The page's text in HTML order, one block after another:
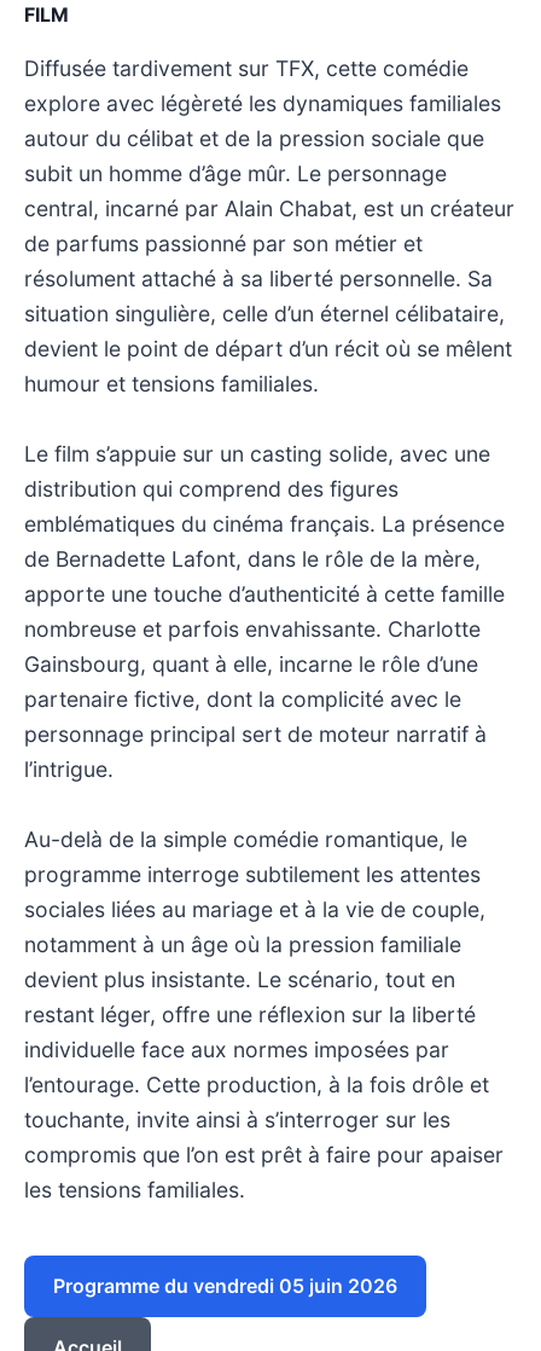
FILM
Diffusée tardivement sur TFX, cette comédie
explore avec légèreté les dynamiques familiales
autour du célibat et de la pression sociale que
subit un homme d’âge mûr. Le personnage
central, incarné par Alain Chabat, est un créateur
de parfums passionné par son métier et
résolument attaché à sa liberté personnelle. Sa
situation singulière, celle d’un éternel célibataire,
devient le point de départ d’un récit où se mêlent
humour et tensions familiales.
Le film s’appuie sur un casting solide, avec une
distribution qui comprend des figures
emblématiques du cinéma français. La présence
de Bernadette Lafont, dans le rôle de la mère,
apporte une touche d’authenticité à cette famille
nombreuse et parfois envahissante. Charlotte
Gainsbourg, quant à elle, incarne le rôle d’une
partenaire fictive, dont la complicité avec le
personnage principal sert de moteur narratif à
l’intrigue.
Au-delà de la simple comédie romantique, le
programme interroge subtilement les attentes
sociales liées au mariage et à la vie de couple,
notamment à un âge où la pression familiale
devient plus insistante. Le scénario, tout en
restant léger, offre une réflexion sur la liberté
individuelle face aux normes imposées par
l’entourage. Cette production, à la fois drôle et
touchante, invite ainsi à s’interroger sur les
compromis que l’on est prêt à faire pour apaiser
les tensions familiales.
Programme du vendredi 05 juin 2026